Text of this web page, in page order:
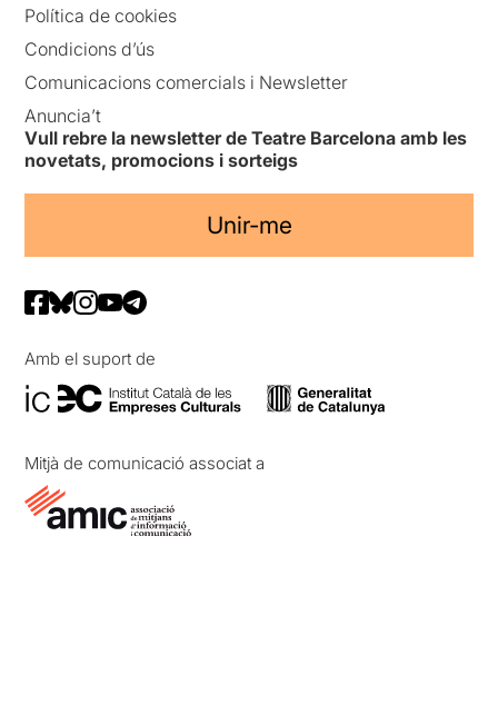
Política de cookies
Condicions d’ús
Comunicacions comercials i Newsletter
Anuncia’t
Vull rebre la newsletter de Teatre Barcelona amb les
novetats, promocions i sorteigs
Unir-me
Amb el suport de
Mitjà de comunicació associat a